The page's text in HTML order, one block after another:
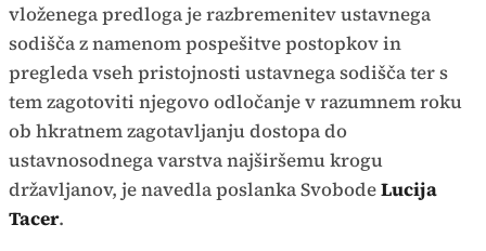
vloženega predloga je razbremenitev ustavnega
sodišča z namenom pospešitve postopkov in
pregleda vseh pristojnosti ustavnega sodišča ter s
tem zagotoviti njegovo odločanje v razumnem roku
ob hkratnem zagotavljanju dostopa do
ustavnosodnega varstva najširšemu krogu
državljanov, je navedla poslanka SvobodeLucija
Tacer.